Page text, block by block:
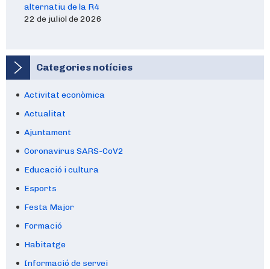
alternatiu de la R4
22 de juliol de 2026
Categories notícies
Activitat econòmica
Actualitat
Ajuntament
Coronavirus SARS-CoV2
Educació i cultura
Esports
Festa Major
Formació
Habitatge
Informació de servei